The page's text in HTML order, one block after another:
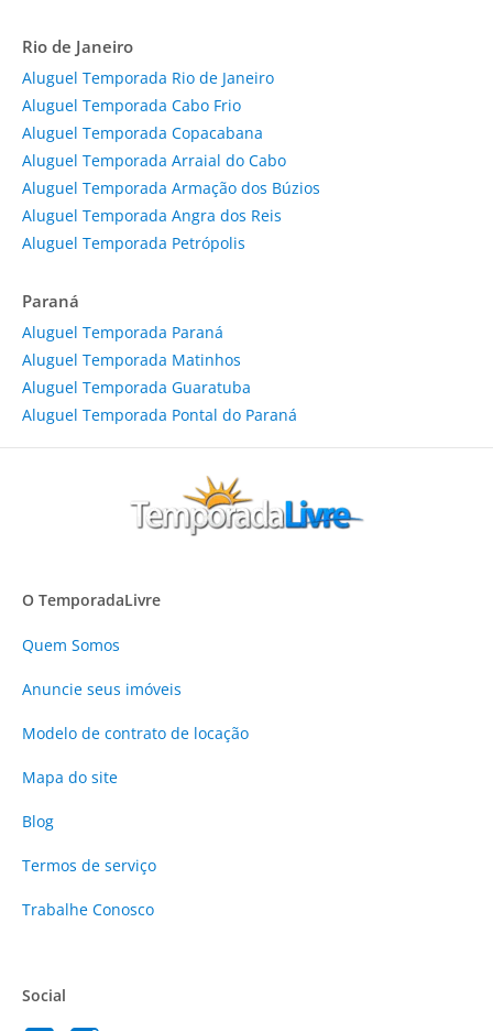
Rio de Janeiro
Aluguel Temporada Rio de Janeiro
Aluguel Temporada Cabo Frio
Aluguel Temporada Copacabana
Aluguel Temporada Arraial do Cabo
Aluguel Temporada Armação dos Búzios
Aluguel Temporada Angra dos Reis
Aluguel Temporada Petrópolis
Paraná
Aluguel Temporada Paraná
Aluguel Temporada Matinhos
Aluguel Temporada Guaratuba
Aluguel Temporada Pontal do Paraná
O TemporadaLivre
Quem Somos
Anuncie seus imóveis
Modelo de contrato de locação
Mapa do site
Blog
Termos de serviço
Trabalhe Conosco
Social